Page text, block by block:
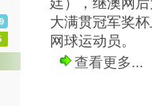
廷），继澳网
大满贯冠军奖
网球运动员。
查看更多...